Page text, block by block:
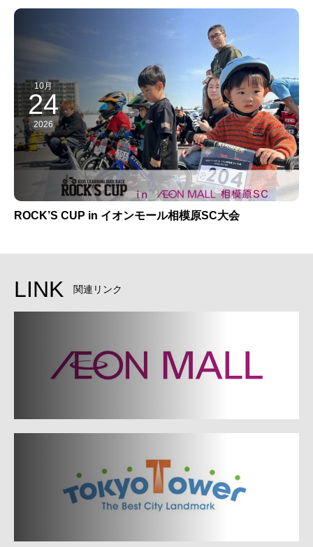
10月
24
2026
ROCK’S CUP in イオンモール相模原SC大会
LINK 関連リンク